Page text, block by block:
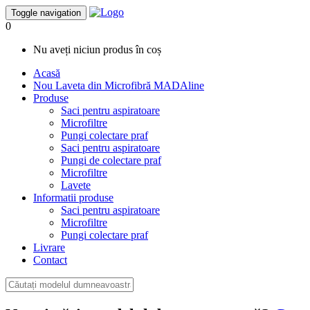
Toggle navigation
0
Nu aveți niciun produs în coș
Acasă
Nou Laveta din Microfibră MADAline
Produse
Saci pentru aspiratoare
Microfiltre
Pungi colectare praf
Saci pentru aspiratoare
Pungi de colectare praf
Microfiltre
Lavete
Informatii produse
Saci pentru aspiratoare
Microfiltre
Pungi colectare praf
Livrare
Contact